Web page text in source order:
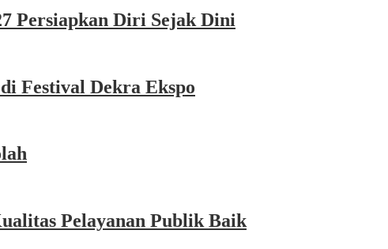
Persiapkan Diri Sejak Dini
Festival Dekra Ekspo
Pelayanan Publik Baik